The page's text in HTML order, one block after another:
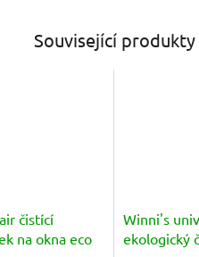
Související produkty
čistící
na okna eco
Winni's
ekologický